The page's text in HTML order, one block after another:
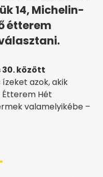
14, Michelin-
étterem
30. között
azok, akik
Étterem Hét
valamelyikébe –